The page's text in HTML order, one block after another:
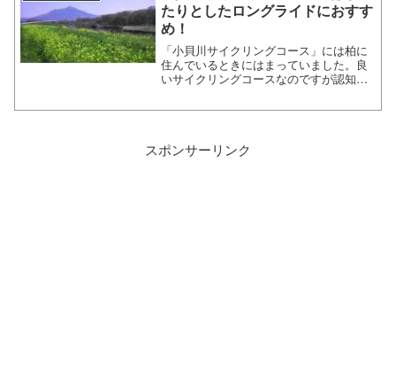
たりとしたロングライドにおすす
め！
「小貝川サイクリングコース」には柏に
住んでいるときにはまっていました。良
いサイクリングコースなのですが認知度
で勿体ないサイクリングコースです。遠
スポンサーリンク